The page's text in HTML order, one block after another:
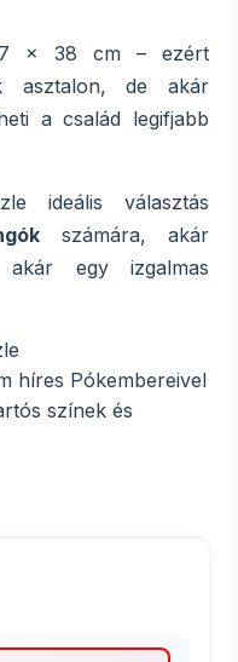
x 38 cm – ezért
asztalon, de akár
a család legifjabb
ideális választás
számára, akár
akár egy izgalmas
híres Pókembereivel
színek és